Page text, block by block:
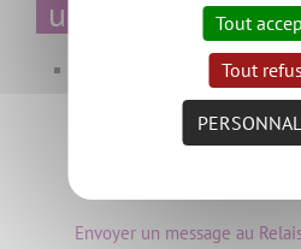
un(e) baby-
au Relais petite
02 40 54 54 64
Envoyer un message au
Tout
Tout